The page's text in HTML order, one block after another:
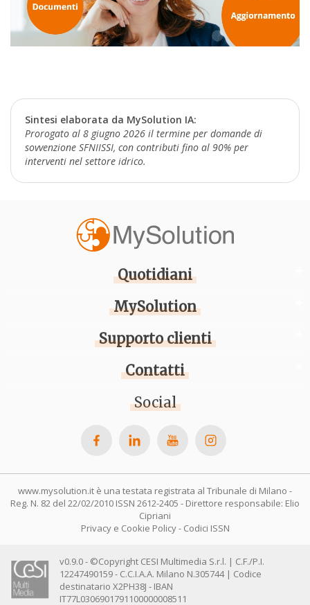
Sintesi elaborata da MySolution IA:
Prorogato al 8 giugno 2026 il termine per domande di
sovvenzione SFNIISSI, con contributi fino al 90% per
interventi nel settore idrico.
Quotidiani
MySolution
Supporto clienti
Contatti
Social
www.mysolution.it è una testata registrata al Tribunale di Milano -
Reg. N. 82 del 22/02/2010 ISSN 2612-2405 - Direttore responsabile: Elio
Cipriani
Privacy e Cookie Policy- Codici ISSN
v0.9.0 - ©Copyright CESI Multimedia S.r.l. | C.F./P.I.
12247490159 - C.C.I.A.A. Milano N.305744 | Codice
destinatario X2PH38J - IBAN
IT77L0306901791100000008511